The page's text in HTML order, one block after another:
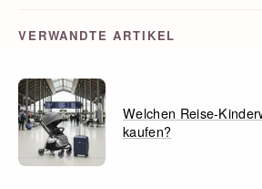
VERWANDTE ARTIKEL
Welchen Reise-
kaufen?